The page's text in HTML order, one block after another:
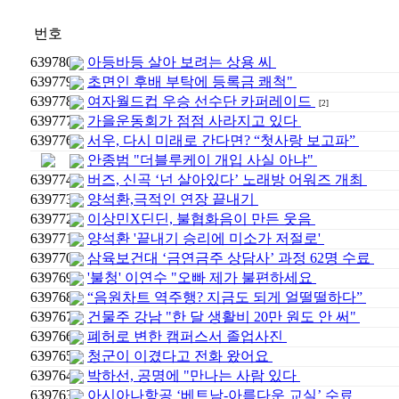
번호
639780
아등바등 살아 보려는 상용 씨
639779
초면인 후배 부탁에 등록금 쾌척"
639778
여자월드컵 우승 선수단 카퍼레이드 [2]
639777
가을운동회가 점점 사라지고 있다
639776
서우, 다시 미래로 간다면? “첫사랑 보고파”
안종범 "더블루케이 개입 사실 아냐"
639774
버즈, 신곡 ‘넌 살아있다’ 노래방 어워즈 개최
639773
양석환,극적인 연장 끝내기
639772
이상민X딘딘, 불협화음이 만든 웃음
639771
양석환 '끝내기 승리에 미소가 저절로'
639770
삼육보건대 ‘금연금주 상담사’ 과정 62명 수료
639769
'불청' 이연수 "오빠 제가 불편하세요
639768
“음원차트 역주행? 지금도 되게 얼떨떨하다”
639767
건물주 강남 "한 달 생활비 20만 원도 안 써"
639766
폐허로 변한 캠퍼스서 졸업사진
639765
청군이 이겼다고 전화 왔어요
639764
박하선, 공명에 "만나는 사람 있다
639763
아시아나항공 ‘베트남-아름다운 교실’ 수료